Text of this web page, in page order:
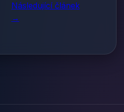
Následující článek
→